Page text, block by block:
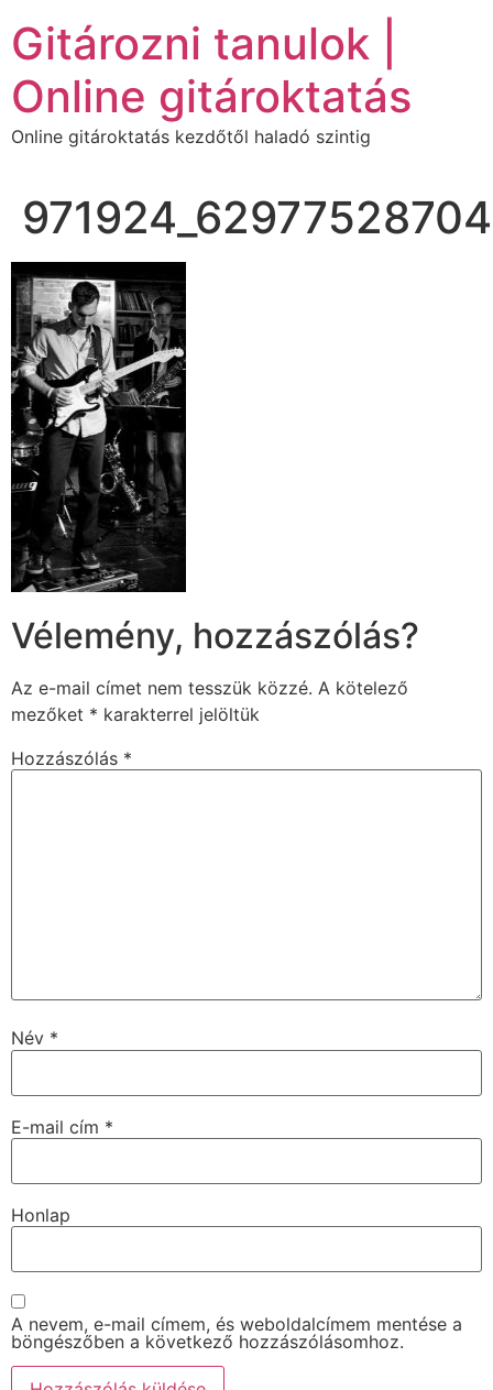
tartalomhoz
Gitározni tanulok |
Online gitároktatás
Online gitároktatás kezdőtől haladó szintig
Vélemény, hozzászólás?
Az e-mail címet nem tesszük közzé. A kötelező
mezőket * karakterrel jelöltük
Hozzászólás *
Név *
E-mail cím *
Honlap
A nevem, e-mail címem, és weboldalcímem mentése a
böngészőben a következő hozzászólásomhoz.